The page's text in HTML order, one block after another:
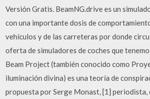
Versión Gratis. BeamNG.drive es un
con una importante dosis de
vehículos y de las carreteras por donde
oferta de simuladores de coches que
Beam Project (también conocido como
iluminación divina) es una teoría de
propuesta por Serge Monast, [1]